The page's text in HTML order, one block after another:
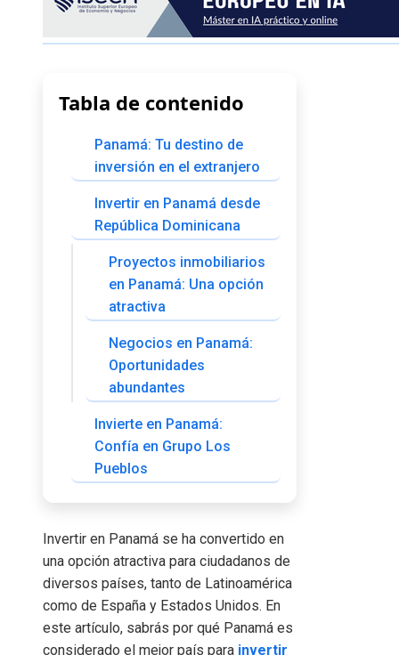
Tabla de contenido
Panamá: Tu destino de
inversión en el extranjero
Invertir en Panamá desde
República Dominicana
Proyectos inmobiliarios
en Panamá: Una opción
atractiva
Negocios en Panamá:
Oportunidades
abundantes
Invierte en Panamá:
Confía en Grupo Los
Pueblos
Invertir en Panamá se ha convertido en
una opción atractiva para ciudadanos de
diversos países, tanto de Latinoamérica
como de España y Estados Unidos. En
este artículo, sabrás por qué Panamá es
considerado el mejor país para invertir